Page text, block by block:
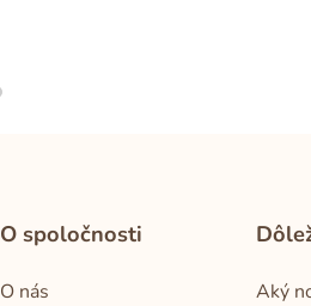
O spoločnosti
O nás
Aký